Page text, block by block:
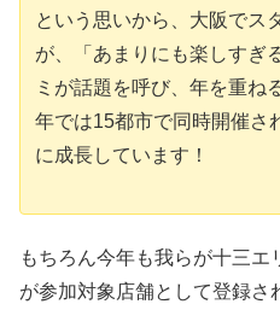
という思いから、大阪でス
が、「あまりにも楽しすぎ
ミが話題を呼び、年を重ね
年では15都市で同時開催さ
に成長しています！
もちろん今年も我らが十三
が参加対象店舗として登録さ